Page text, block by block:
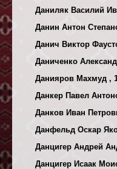
Даниляк Василий
Данин Антон
Данич Виктор
Даниченко
Данияров Махмуд ,
Данкер Павел
Данков Иван
Данфельд Оскар
Данцигер Андрей
Данцигер Исаак